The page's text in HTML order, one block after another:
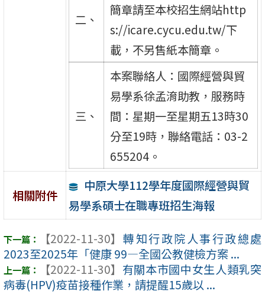
二、
簡章請至本校招生網站http
s://icare.cycu.edu.tw/下
載，不另售紙本簡章。
三、
本案聯絡人：國際經營與貿
易學系徐孟淯助教，服務時
間：星期一至星期五13時30
分至19時，聯絡電話：03-2
655204。
相關附件
中原大學112學年度國際經營與貿
易學系碩士在職專班招生海報
【2022-11-30】 轉知行政院人事行政總處
2023至2025年「健康 99—全國公教健檢方案 ...
【2022-11-30】 有關本市國中女生人類乳突
病毒(HPV)疫苗接種作業，請提醒15歲以 ...